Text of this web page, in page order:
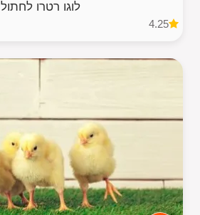
לוגו רטרו לחתול
4.25